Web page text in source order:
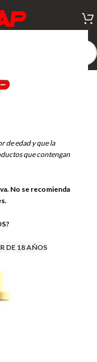
de edad y que la
que contengan
No se recomienda
DE 18 AÑOS